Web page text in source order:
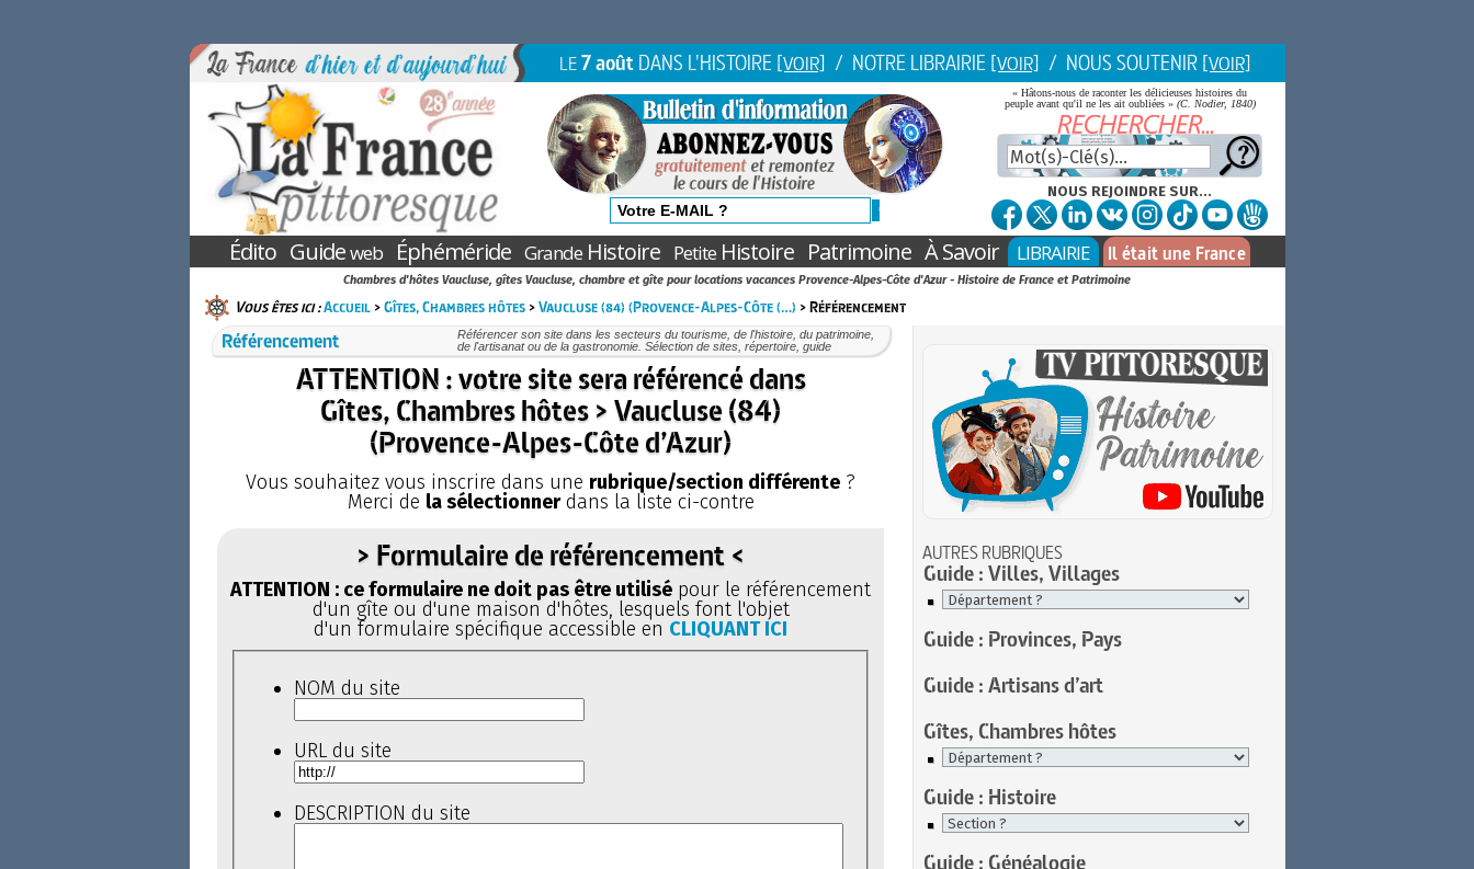
LE7 août DANS L'HISTOIRE [VOIR] / NOTRE LIBRAIRIE [VOIR] / NOUS SOUTENIR [VOIR]
« Hâtons-nous de raconter les délicieuses histoires du
peuple avant qu'il ne les ait oubliées » (C. Nodier, 1840)
NOUS REJOINDRE SUR...
Édito Guideweb Éphéméride GrandeHistoire PetiteHistoire Patrimoine À Savoir LIBRAIRIE Il était une France
Chambres d'hôtes Vaucluse, gîtes Vaucluse, chambre et gîte pour locations vacances Provence-Alpes-Côte d'Azur - Histoire de France et Patrimoine
Vous êtes ici :Accueil>Gîtes, Chambres hôtes>Vaucluse (84) (Provence-Alpes-Côte (…) > Référencement
Référencement
Référencer son site dans les secteurs du tourisme, de l'histoire, du patrimoine,
de l'artisanat ou de la gastronomie. Sélection de sites, répertoire, guide
ATTENTION : votre site sera référencé dans
Gîtes, Chambres hôtes > Vaucluse (84)
(Provence-Alpes-Côte d’Azur)
Vous souhaitez vous inscrire dans une rubrique/section différente ?
Merci de la sélectionnerdans la liste ci-contre
> Formulaire de référencement <
ATTENTION : ce formulaire ne doit pas être utilisé pour le référencement
d'un gîte ou d'une maison d'hôtes, lesquels font l'objet
d'un formulaire spécifique accessible en CLIQUANT ICI
NOM du site
URL du site
DESCRIPTION du site
AUTRES RUBRIQUES
Guide : Villes, Villages
Guide : Provinces, Pays
Guide : Artisans d’art
Gîtes, Chambres hôtes
Guide : Histoire
Guide : Généalogie